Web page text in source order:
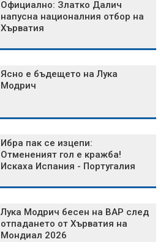
Официално: Златко Далич
напусна националния отбор на
Хърватия
Ясно е бъдещето на Лука
Модрич
Ибра пак се изцепи:
Отмененият гол е кражба!
Искаха Испания - Португалия
Лука Модрич бесен на ВАР след
отпадането от Хърватия на
Мондиал 2026